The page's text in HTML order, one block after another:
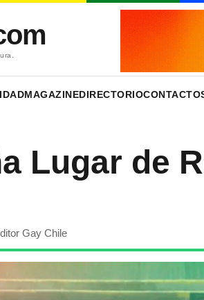
MAGAZINEDIRECTORIO
Lugar de
Gay Chile